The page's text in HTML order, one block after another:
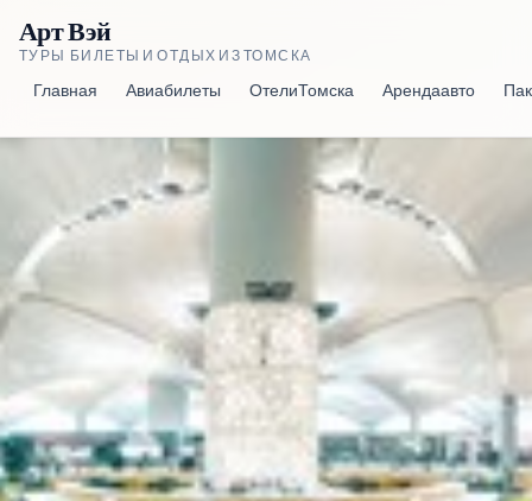
Арт Вэй
ТУРЫ, БИЛЕТЫ И ОТДЫХ ИЗ ТОМСКА
Главная Авиабилеты Отели Томска Аренда авто